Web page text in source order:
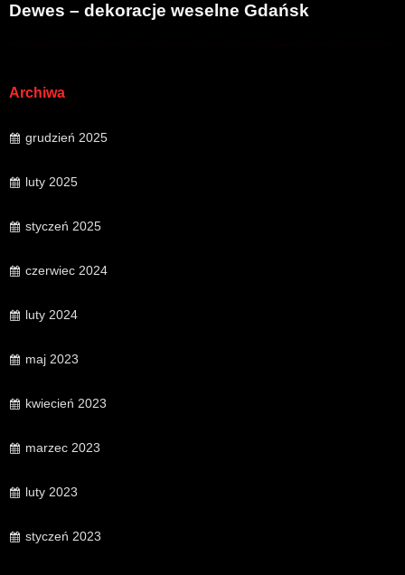
Dewes – dekoracje weselne Gdańsk
Archiwa
grudzień 2025
luty 2025
styczeń 2025
czerwiec 2024
luty 2024
maj 2023
kwiecień 2023
marzec 2023
luty 2023
styczeń 2023